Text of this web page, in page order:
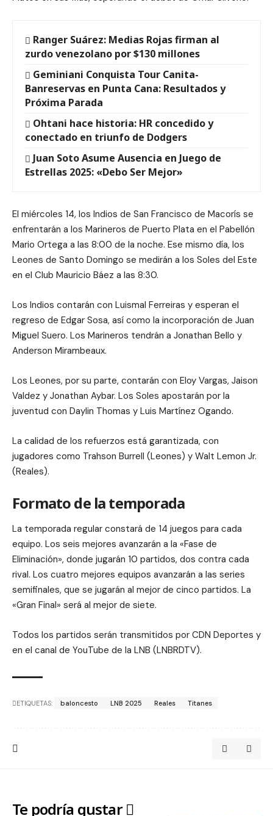
Ranger Suárez: Medias Rojas firman al
zurdo venezolano por $130 millones
Geminiani Conquista Tour Canita-
Banreservas en Punta Cana: Resultados y
Próxima Parada
Ohtani hace historia: HR concedido y
conectado en triunfo de Dodgers
Juan Soto Asume Ausencia en Juego de
Estrellas 2025: «Debo Ser Mejor»
El miércoles 14, los Indios de San Francisco de Macorís se
enfrentarán a los Marineros de Puerto Plata en el Pabellón
Mario Ortega a las 8:00 de la noche. Ese mismo día, los
Leones de Santo Domingo se medirán a los Soles del Este
en el Club Mauricio Báez a las 8:30.
Los Indios contarán con Luismal Ferreiras y esperan el
regreso de Edgar Sosa, así como la incorporación de Juan
Miguel Suero. Los Marineros tendrán a Jonathan Bello y
Anderson Mirambeaux.
Los Leones, por su parte, contarán con Eloy Vargas, Jaison
Valdez y Jonathan Aybar. Los Soles apostarán por la
juventud con Daylin Thomas y Luis Martínez Ogando.
La calidad de los refuerzos está garantizada, con
jugadores como Trahson Burrell (Leones) y Walt Lemon Jr.
(Reales).
Formato de la temporada
La temporada regular constará de 14 juegos para cada
equipo. Los seis mejores avanzarán a la «Fase de
Eliminación», donde jugarán 10 partidos, dos contra cada
rival. Los cuatro mejores equipos avanzarán a las series
semifinales, que se jugarán al mejor de cinco partidos. La
«Gran Final» será al mejor de siete.
Todos los partidos serán transmitidos por CDN Deportes y
en el canal de YouTube de la LNB (LNBRDTV).
ETIQUETAS: baloncesto LNB 2025 Reales Titanes
Te podría gustar